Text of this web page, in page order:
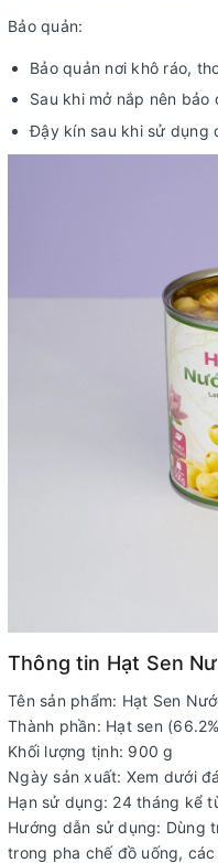
Bảo quản:
Bảo quản nơi khô ráo,
Sau khi mở nắp nên
Đậy kín sau khi sử dụng
Thông tin Hạt Sen
Tên sản phẩm: Hạt Sen
Thành phần: Hạt sen
Khối lượng tịnh: 900 g
Ngày sản xuất: Xem dưới
Hạn sử dụng: 24 tháng kể
Hướng dẫn sử dụng: Dùng
trong pha chế đồ uống,